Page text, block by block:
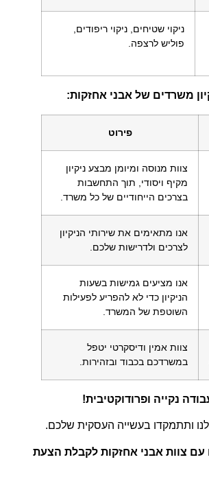
ניקוי שטיחים, ניקוי ריפודים,
פוליש לרצפה.
משרדים של אבני אחזקות:
פירוט
צוות מנוסה ומיומן מבצע ניקיון
מקיף ויסודי, תוך התחשבות
בצרכים הייחודיים של כל משרד.
אנו מתאימים את שירותי הניקיון
לצרכים ולדרישות שלכם.
אנו מציעים גמישות בשעות
הניקיון כדי לא להפריע לפעילות
השוטפת של המשרד.
צוות אמין ודיסקרטי יטפל
במשרדכם בכבוד ובזהירות.
נקייה ופרודוקטיבית!
לנו ותתמקדו בעשייה העסקית שלכם.
עם צוות אבני אחזקות לקבלת הצעת